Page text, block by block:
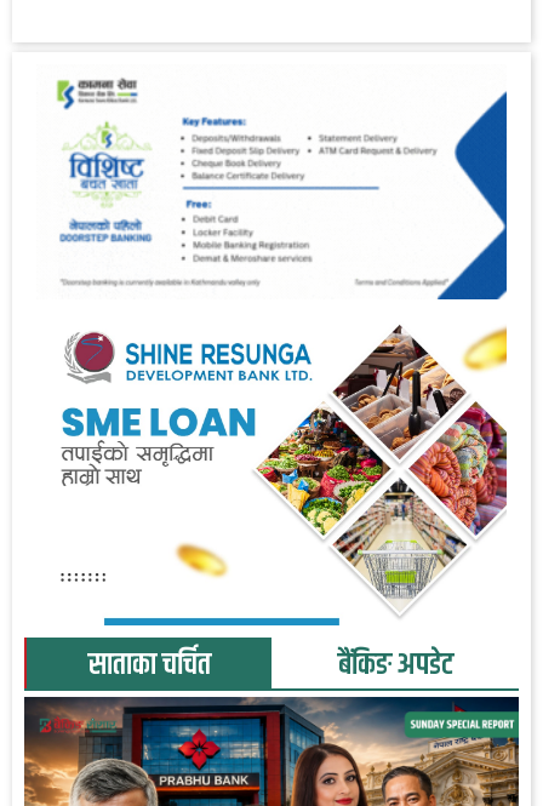
साताका चर्चित बैंकिङ अपडेट